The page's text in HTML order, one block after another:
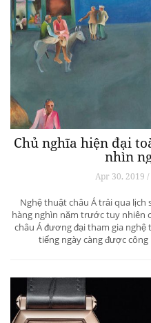
Chủ nghĩa hiện đại
nhìn
Apr 30, 2019 /
Nghệ thuật châu Á trải qua
hàng nghìn năm trước tuy nhiên
châu Á đương đại tham gia
tiếng ngày càng được